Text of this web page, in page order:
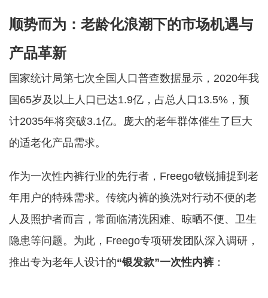
顺势而为：老龄化浪潮下的市场机遇与
产品革新
国家统计局第七次全国人口普查数据显示，2020年我
国65岁及以上人口已达1.9亿，占总人口13.5%，预
计2035年将突破3.1亿。庞大的老年群体催生了巨大
的适老化产品需求。
作为一次性内裤行业的先行者，Freego敏锐捕捉到老
年用户的特殊需求。传统内裤的换洗对行动不便的老
人及照护者而言，常面临清洗困难、晾晒不便、卫生
隐患等问题。为此，Freego专项研发团队深入调研，
推出专为老年人设计的“银发款”一次性内裤：